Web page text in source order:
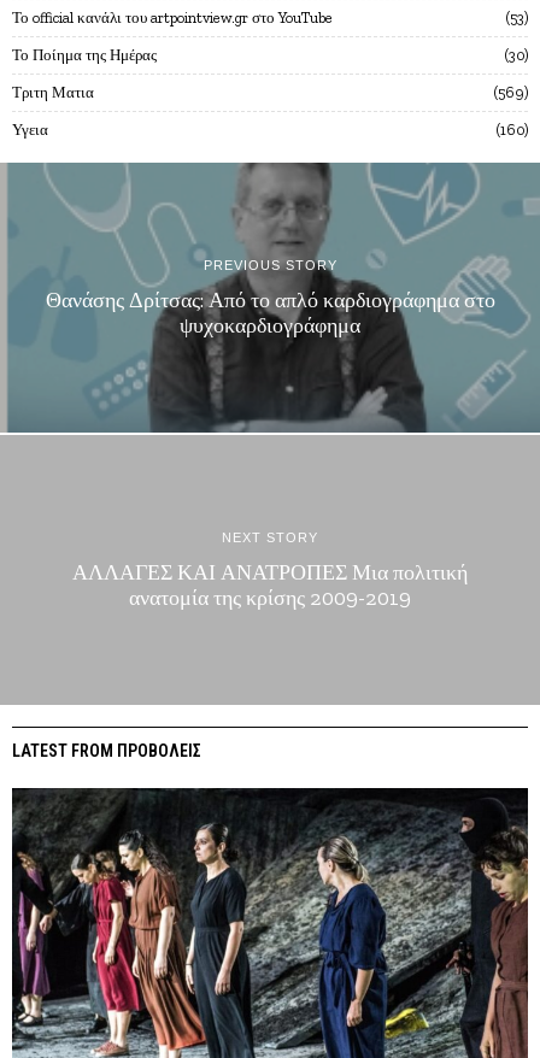
Το official κανάλι του artpointview.gr στο YouTube 53
Το Ποίημα της Ημέρας 30
Τριτη Ματια 569
Υγεια 160
PREVIOUS STORY
Θανάσης Δρίτσας: Από το απλό καρδιογράφημα στο
ψυχοκαρδιογράφημα
NEXT STORY
ΑΛΛΑΓΕΣ ΚΑΙ ΑΝΑΤΡΟΠΕΣ Μια πολιτική
ανατομία της κρίσης 2009-2019
LATEST FROM ΠΡΟΒΟΛΕΙΣ